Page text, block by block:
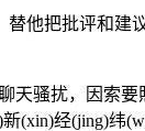
把批评和建
骚扰，因索
经(jing)纬